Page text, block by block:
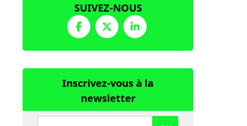
SUIVEZ-NOUS
Inscrivez-vous à la
newsletter